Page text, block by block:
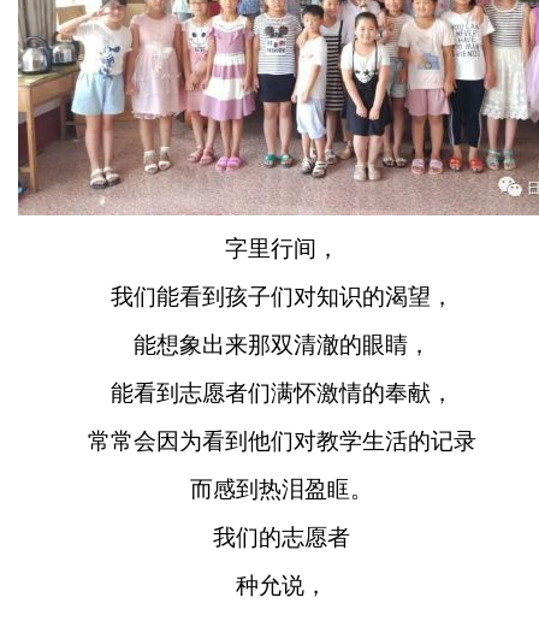
字里行间，
我们能看到孩子们对知识的渴望，
能想象出来那双清澈的眼睛，
能看到志愿者们满怀激情的奉献，
常常会因为看到他们对教学生活的记录
而感到热泪盈眶。
我们的志愿者
种允说，